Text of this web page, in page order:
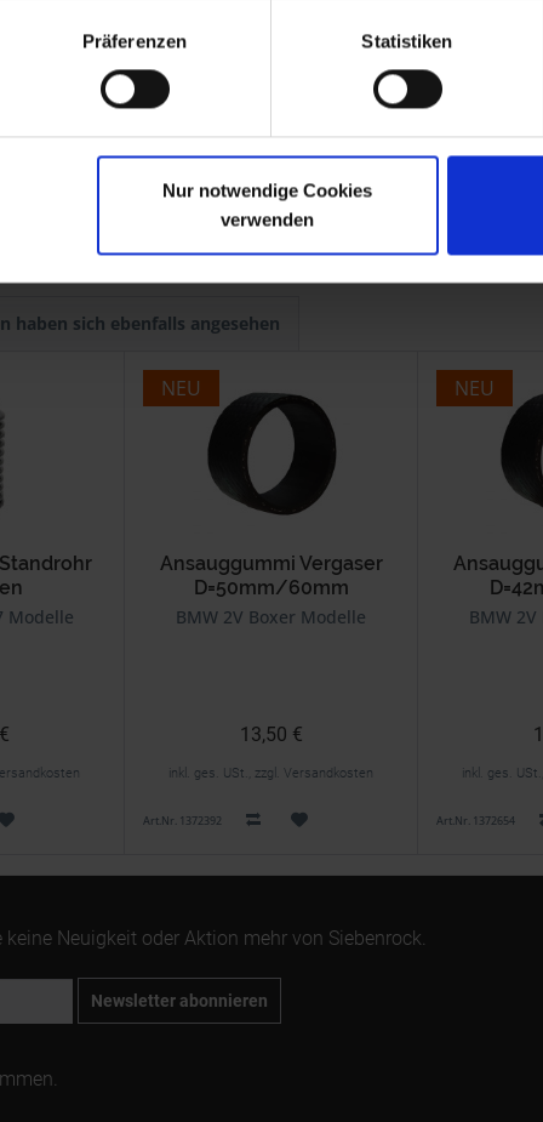
Präferenzen Statistiken
Nur notwendige Cookies
verwenden
PD, R80R, R 80R Mystic, R 100R, R 100R Mystic
haben sich ebenfalls angesehen
Modelle
NEU
Ansauggummi Vergaser
D=50mm/60mm
BMW 2V Boxer Modelle
13,50 €
inkl. ges. USt., zzgl. Versandkosten
Art.Nr. 1372392
NEU
BMW
inkl. ges.
Art.Nr. 1372654
Neuigkeit oder Aktion mehr von Siebenrock.
Newsletter abonnieren